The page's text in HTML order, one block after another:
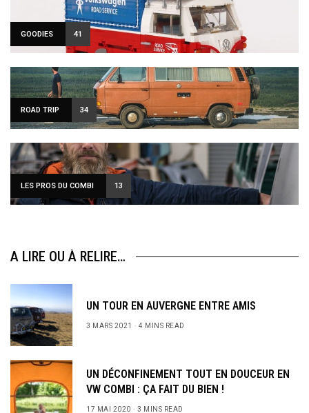
GOODIES 41
ROAD TRIP 34
LES PROS DU COMBI 13
A LIRE OU À RELIRE…
UN TOUR EN AUVERGNE ENTRE AMIS
3 MARS 2021 4 MINS READ
UN DÉCONFINEMENT TOUT EN DOUCEUR EN
VW COMBI : ÇA FAIT DU BIEN !
17 MAI 2020 3 MINS READ